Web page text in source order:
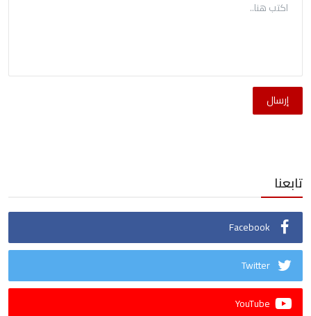
إرسال
تابعنا
Facebook
Twitter
YouTube